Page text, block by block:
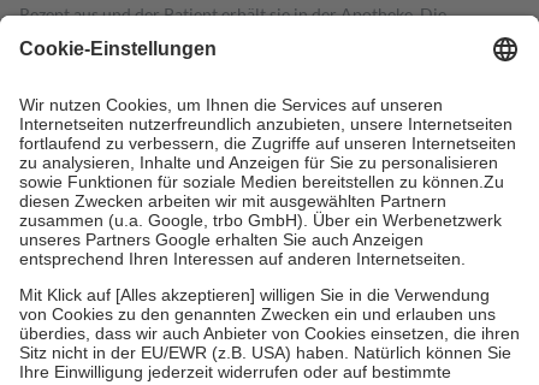
Rezept aus und der Patient erhält sie in der Apotheke. Die
gesetzliche Krankenversicherung übernimmt in der Regel die
Kosten dafür, der Versicherte trägt einen Teil davon als Zuzahlung
Grundsätzlich leisten Mitglieder Zuzahlungen in Höhe von zehn
Prozent des Abgabepreises,mindestens jedochfünf Euround
höchstens zehn Euro.Es sind jedoch nie mehr als die tatsächlichen
Kosten der Leistung zu entrichten.
Diese Regeln gelten grundsätzlich auch für Online-Apotheken.
Bei Heilmitteln und häuslicher Krankenpflege beträgt die
Zuzahlung zehn Prozent der Kosten sowie zehn Euro je
Verordnung.
Um das Engagement der Versicherten für ihre eigene Gesundheit zu
stärken und die besondere Stellung der Familie zu unterstützen,
fallenkeine Zuzahlungenan bei: